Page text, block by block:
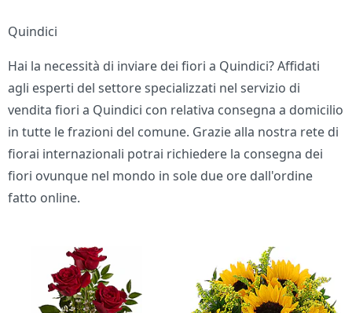
Quindici
Hai la necessità di inviare dei fiori a Quindici? Affidati
agli esperti del settore specializzati nel servizio di
vendita fiori a Quindici con relativa consegna a domicilio
in tutte le frazioni del comune. Grazie alla nostra rete di
fiorai internazionali potrai richiedere la consegna dei
fiori ovunque nel mondo in sole due ore dall'ordine
fatto online.
Bouquet di fiori